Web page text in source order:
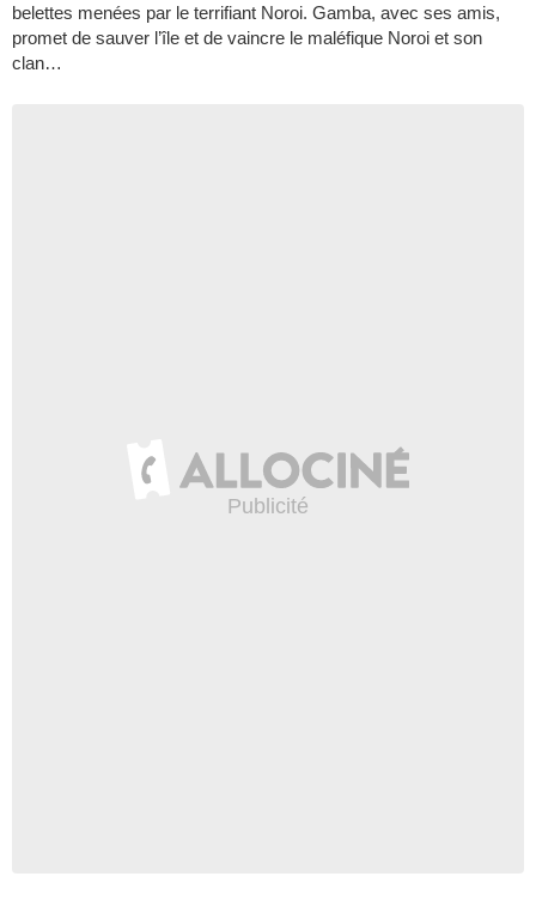
belettes menées par le terrifiant Noroi. Gamba, avec ses amis,
promet de sauver l’île et de vaincre le maléfique Noroi et son
clan…